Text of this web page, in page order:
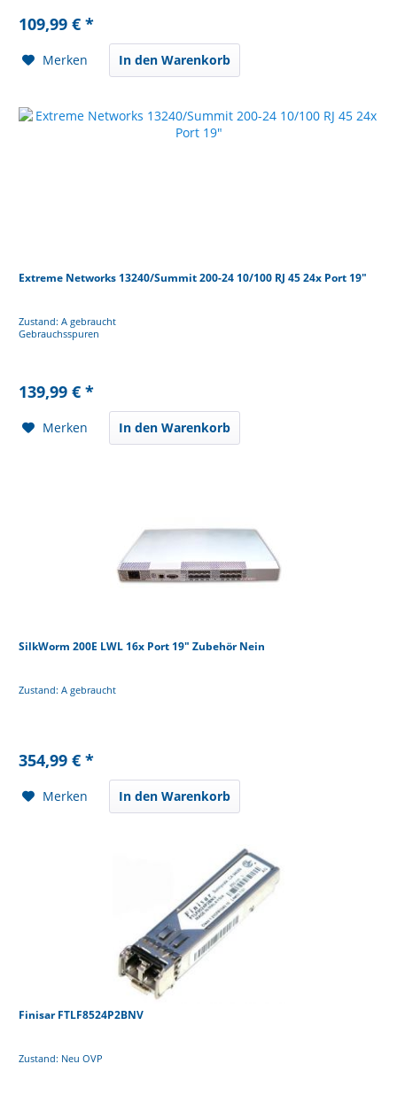
109,99 € *
Merken In den Warenkorb
Extreme Networks 13240/Summit 200-24 10/100 RJ 45 24x Port 19"
Zustand: A gebraucht
Gebrauchsspuren
139,99 € *
Merken In den Warenkorb
SilkWorm 200E LWL 16x Port 19" Zubehör Nein
Zustand: A gebraucht
354,99 € *
Merken In den Warenkorb
Finisar FTLF8524P2BNV
Zustand: Neu OVP